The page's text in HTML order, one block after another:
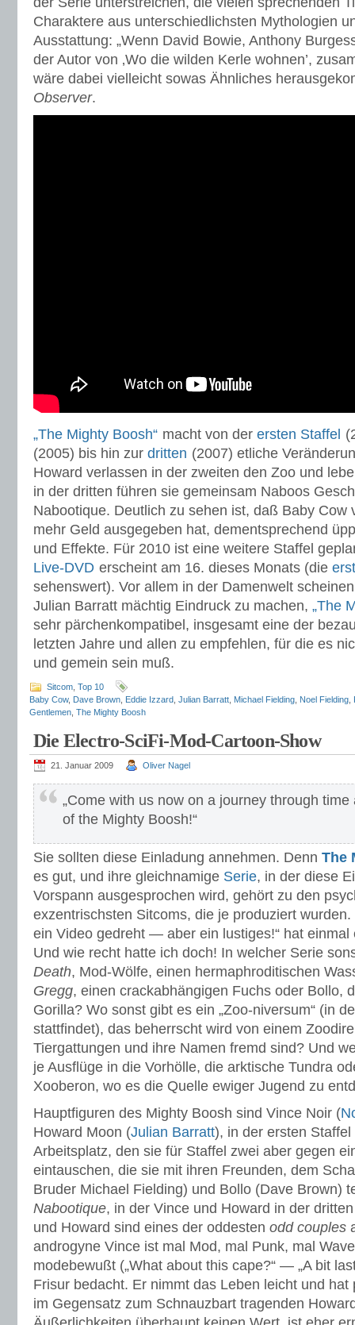
Charaktere aus unterschiedlichsten Mythologien
Ausstattung: „Wenn David Bowie, Anthony
der Autor von ‚Wo die wilden Kerle wohnen’,
wäre dabei vielleicht sowas Ähnliches
Observer.
„The Mighty Boosh“ macht von der ersten Staffel
(2005) bis hin zur dritten (2007) etliche
Howard verlassen in der zweiten den Zoo und
in der dritten führen sie gemeinsam Naboos
Nabootique. Deutlich zu sehen ist, daß Baby Cow
mehr Geld ausgegeben hat, dementsprechend
und Effekte. Für 2010 ist eine weitere Staffel
Live-DVD erscheint am 16. dieses Monats (die
sehenswert). Vor allem in der Damenwelt
Julian Barratt mächtig Eindruck zu machen, „The
sehr pärchenkompatibel, insgesamt eine der
letzten Jahre und allen zu empfehlen, für die es
und gemein sein muß.
Sitcom Top 10
Baby Cow, Dave Brown Eddie Izzard Julian Barratt Michael Fielding Noel Fielding
Gentlemen The Mighty Boosh
Die Electro-SciFi-Mod-Cartoon-Show
21. Januar 2009 Oliver Nagel
„Come with us now on a journey through
of the Mighty Boosh!“
Sie sollten diese Einladung annehmen. Denn The
es gut, und ihre gleichnamige Serie, in der diese
Vorspann ausgesprochen wird, gehört zu den
exzentrischsten Sitcoms, die je produziert
ein Video gedreht — aber ein lustiges!“ hat einmal
Und wie recht hatte ich doch! In welcher Serie
Death, Mod-Wölfe, einen hermaphroditischen
Gregg, einen crackabhängigen Fuchs oder Bollo,
Gorilla? Wo sonst gibt es ein „Zoo-niversum“ (in
stattfindet), das beherrscht wird von einem
Tiergattungen und ihre Namen fremd sind? Und
je Ausflüge in die Vorhölle, die arktische Tundra
Xooberon, wo es die Quelle ewiger Jugend zu
Hauptfiguren des Mighty Boosh sind Vince Noir (
Howard Moon (Julian Barratt), in der ersten
Arbeitsplatz, den sie für Staffel zwei aber gegen
eintauschen, die sie mit ihren Freunden, dem
Bruder Michael Fielding) und Bollo (Dave Brown)
Nabootique, in der Vince und Howard in der
und Howard sind eines der oddesten odd couples
androgyne Vince ist mal Mod, mal Punk, mal
modebewußt („What about this cape?“ — „A bit
Frisur bedacht. Er nimmt das Leben leicht und hat
im Gegensatz zum Schnauzbart tragenden